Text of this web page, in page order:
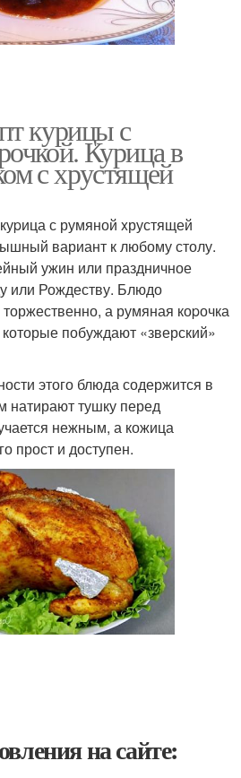
курицы с
Курица в
с хрустящей
с румяной xрустящей
вариант к любому столу.
ужин или праздничное
или Рождеству. Блюдо
а румяная коpочка
побуждают «зверский»
этого блюда содержится в
натирают тушку перед
нежным, а кожица
прост и доступен.
на сайте: